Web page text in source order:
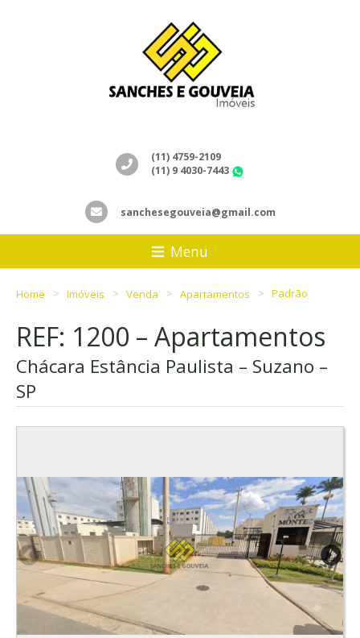
(11) 4759-2109
(11) 9 4030-7443
sanchesegouveia@gmail.com
Menu
Home Imóveis Venda Apartamentos Padrão
REF: 1200 – Apartamentos
Chácara Estância Paulista – Suzano –
SP